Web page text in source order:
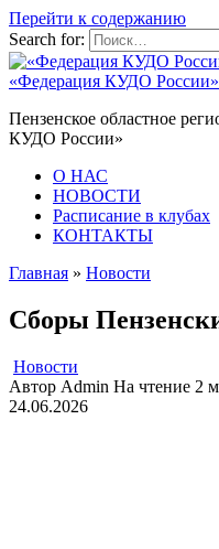
Перейти к содержанию
Search for:
«Федерация КУДО
Пензенское областное
КУДО России»
О НАС
НОВОСТИ
Расписание в клубах
КОНТАКТЫ
Главная » Новости
Сборы
Новости
Автор Admin На чтение 2
24.06.2026